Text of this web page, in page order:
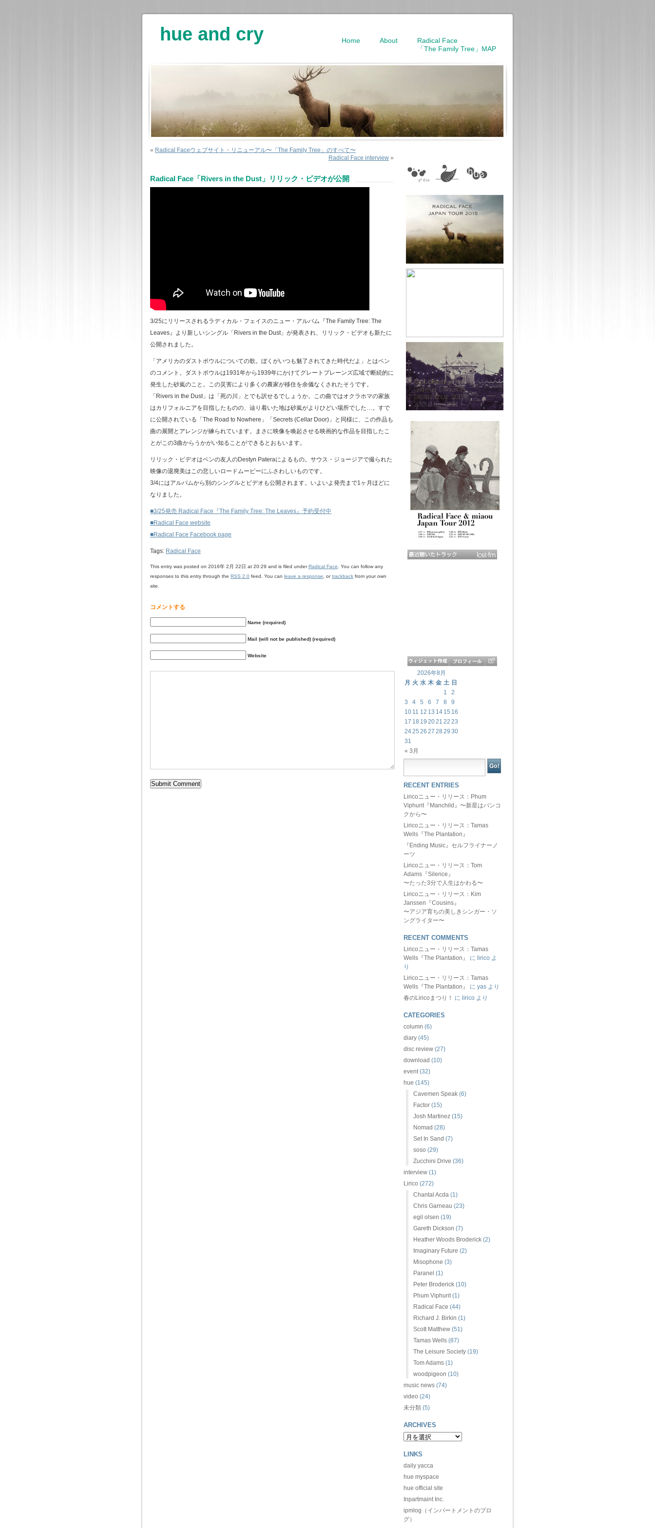
hue and cry Home About
Radical Face
「The Family Tree」MAP
« Radical Faceウェブサイト・リニューアル〜「The Family Tree」のすべて〜
Radical Face interview »
Radical Face「Rivers in the Dust」リリック・ビデオが公開
3/25にリリースされるラディカル・フェイスのニュー・アルバム『The Family Tree: The
Leaves』より新しいシングル「Rivers in the Dust」が発表され、リリック・ビデオも新たに
公開されました。
「アメリカのダストボウルについての歌。ぼくがいつも魅了されてきた時代だよ」とはベン
のコメント。ダストボウルは1931年から1939年にかけてグレートプレーンズ広域で断続的に
発生した砂嵐のこと。この災害により多くの農家が移住を余儀なくされたそうです。
「Rivers in the Dust」は「死の川」とでも訳せるでしょうか。この曲ではオクラホマの家族
はカリフォルニアを目指したものの、辿り着いた地は砂嵐がよりひどい場所でした…。すで
に公開されている「The Road to Nowhere」「Secrets (Cellar Door)」と同様に、この作品も
曲の展開とアレンジが練られています。まさに映像を喚起させる映画的な作品を目指したこ
とがこの3曲からうかがい知ることができるとおもいます。
リリック・ビデオはベンの友人のDestyn Pateraによるもの。サウス・ジョージアで撮られた
映像の退廃美はこの悲しいロードムービーにふさわしいものです。
3/4にはアルバムから別のシングルとビデオも公開されます。いよいよ発売まで1ヶ月ほどに
なりました。
■3/25発売 Radical Face『The Family Tree: The Leaves』予約受付中
■Radical Face website
■Radical Face Facebook page
Tags: Radical Face
This entry was posted on 2016年 2月 22日 at 20:29 and is filed underRadical Face . You can follow any
responses to this entry through the RSS 2.0 feed. You can leave a response , ortrackback from your own
site.
コメントする
Name (required)
Mail (will not be published) (required)
Website
2026年8月
月 火 水 木 金 土 日
« 3月
1
2
3
4 5 6 7 8
9
10 11 12 13 14 15 16
17 18 19 2021 22 23
2425 26 27 28 29 30
31
RECENT ENTRIES
Liricoニュー・リリース：Phum
Viphurit『Manchild』〜新星はバンコ
クから〜
Liricoニュー・リリース：Tamas
Wells『The Plantation』
『Ending Music』セルフライナーノ
ーツ
Liricoニュー・リリース：Tom
Adams『Silence』
〜たった3分で人生はかわる〜
Liricoニュー・リリース：Kim
Janssen『Cousins』
〜アジア育ちの美しきシンガー・ソ
ングライター〜
RECENT COMMENTS
Liricoニュー・リリース：Tamas
Wells『The Plantation』
に lirico よ
り
Liricoニュー・リリース：Tamas
Wells『The Plantation』
に yas より
春のLiricoまつり！
に lirico より
CATEGORIES
column (6)
diary (45)
disc review (27)
download (10)
event(32)
hue (145)
Cavemen Speak (6)
Factor (15)
Josh Martinez (15)
Nomad (28)
Set In Sand (7)
soso (29)
Zucchini Drive (36)
interview (1)
Lirico (272)
Chantal Acda (1)
Chris Garneau (23)
egil olsen (19)
Gareth Dickson (7)
Heather Woods Broderick (2)
Imaginary Future (2)
Misophone (3)
Paranel (1)
Peter Broderick (10)
Phum Viphurit(1)
Radical Face (44)
Richard J. Birkin (1)
Scott Matthew (51)
Tamas Wells (87)
The Leisure Society (19)
Tom Adams (1)
woodpigeon (10)
music news (74)
video (24)
未分類 (5)
ARCHIVES
LINKS
daily yacca
hue myspace
hue official site
Inpartmaint Inc.
ipmlog（インパートメントのブロ
グ）